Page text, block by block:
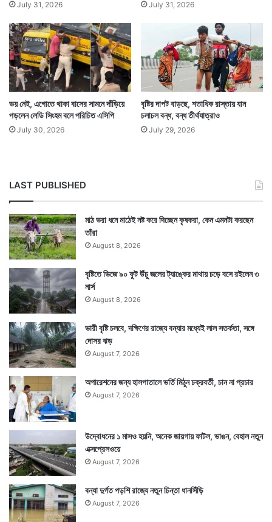
Tags National News
July 31, 2026 July 31, 2026
ভয় নেই, এগোতে থাকা বাসের সামনে দাঁড়িয়ে
পড়লেন লেডি সিংহম বলে পরিচিত এসিপি
July 30, 2026
বৃষ্টির দাপট বাড়ছে, শতাধিক রাস্তায় যান
চলাচল বন্ধ, বন্ধ তীর্থযাত্রাও
July 29, 2026
LAST PUBLISHED
মাঠ ভরা ধনে মাঠেই নষ্ট করে দিচ্ছেন কৃষকরা, কেন এমনটা করছেন
তাঁরা
August 8, 2026
বৃষ্টিতে ভিজে ৯০ ফুট উঁচু জলের ট্যাঙ্কের মাথায় চড়ে বসে রইলেন ৩
নার্স
August 8, 2026
ভারী বৃষ্টি চলবে, দক্ষিণের রাজ্যে বন্যার মধ্যেই লাল সতর্কতা, সঙ্গে
দোসর ঝড়
August 7, 2026
অপারেশনের জন্য হাসপাতালে ভর্তি মিঠুন চক্রবর্তী, চান না প্রচার
August 7, 2026
উদ্বোধনের ১ মাসও হয়নি, অনেক জায়গায় ফাটল, ভাঙন, বেহাল নতুন
এক্সপ্রেসওয়ে
August 7, 2026
বন্যা দুর্গত পড়শি রাজ্যে নতুন চিন্তা ধানসিঁড়ি
August 7, 2026